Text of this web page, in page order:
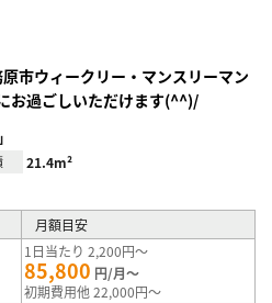
市ウィークリー・マンスリーマン
お過ごしいただけます(^^)/
21.4m²
月額目安
1日当たり 2,200円～
85,800 円/月～
初期費用他 22,000円～